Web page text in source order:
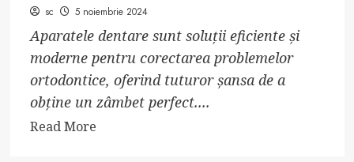
sc 5 noiembrie 2024
Aparatele dentare sunt soluții eficiente și
moderne pentru corectarea problemelor
ortodontice, oferind tuturor șansa de a
obține un zâmbet perfect....
Read MoreRead